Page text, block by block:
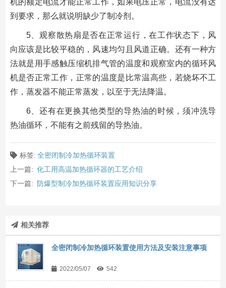
到要求，那么就说明缺少了制冷剂。
5、观察散热扇是否在正常运行，在工作状态下，风
向应该是比较平稳的，风速均匀且风道正确。还有一种方
法就是用手感触压缩机排气管的温度和观察室内的循环风
机是否正常工作，正常的温度是比常温高些，若烧坏不工
作，蒸发器不能正常蒸发，以至于无法降温。
6、还有在更换其他类型的导热油的时候，须冲洗导
热油循环，不能有之前残留的导热油。
标签: 全密闭制冷加热循环装置
上一篇: 化工用高温加热循环器的工艺介绍
下一篇: 防爆型制冷加热循环装置应用知识分享
相关推荐
全密闭制冷加热循环装置使用方法及安装注意事项
2022/05/07 542